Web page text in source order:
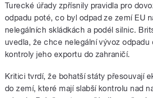
Turecké úřady zpřísnily pravidla pro
odpadu poté, co byl odpad ze zemí EU
nelegálních skládkách a podél silnic.
uvedla, že chce nelegální vývoz odpadu
kontroly jeho exportu do zahraničí.
Kritici tvrdí, že bohatší státy přesouvají
do zemí, které mají slabší kontrolu nad